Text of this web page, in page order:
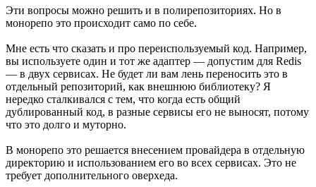
Эти вопросы можно решить и в полирепозиториях. Но в
монорепо это происходит само по себе.
Мне есть что сказать и про переиспользуемый код. Например,
вы используете один и тот же адаптер — допустим для Redis
— в двух сервисах. Не будет ли вам лень переносить это в
отдельный репозиторий, как внешнюю библиотеку? Я
нередко сталкивался с тем, что когда есть общий
дублированный код, в разные сервисы его не выносят, потому
что это долго и муторно.
В монорепо это решается внесением провайдера в отдельную
директорию и использованием его во всех сервисах. Это не
требует дополнительного оверхеда.